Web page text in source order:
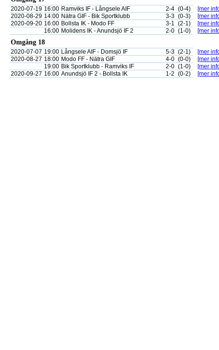
2020-07-19 16:00 Ramviks IF - Långsele AIF 2-4 (0-4)
[mer
2020-08-29 14:00 Nätra GIF - Bik Sportklubb 3-3 (0-3)
[mer
2020-09-20 16:00 Bollsta IK - Modo FF 3-1 (2-1)
[mer
16:00 Molidens IK - Anundsjö IF 2 2-0 (1-0) [mer
Omgång 18
2020-07-07 19:00 Långsele AIF - Domsjö IF 5-3 (2-1)
[mer
2020-08-27 18:00 Modo FF - Nätra GIF 4-0 (0-0)
[mer
19:00 Bik Sportklubb - Ramviks IF 2-0 (1-0)
[mer
2020-09-27 16:00 Anundsjö IF 2 - Bollsta IK 1-2 (0-2) [mer